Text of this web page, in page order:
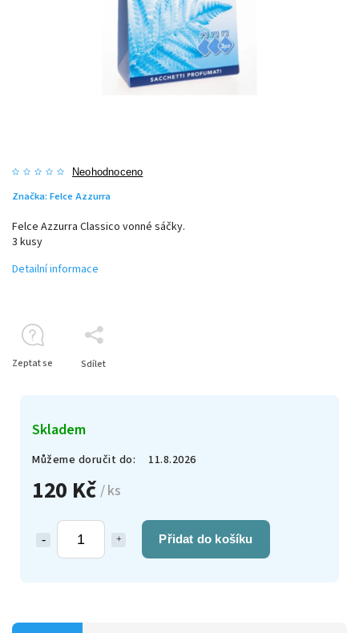
Neohodnoceno
Značka: Felce Azzurra
120 Kč / ks
Přidat do košíku
Skladem
Můžeme doručit do: 11.8.2026
Felce Azzurra Classico vonné sáčky.
3 kusy
Detailní informace
Zeptat se Sdílet